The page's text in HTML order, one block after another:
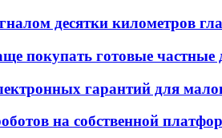
десятки километров
покупать готовые частные
гарантий для
на собственной